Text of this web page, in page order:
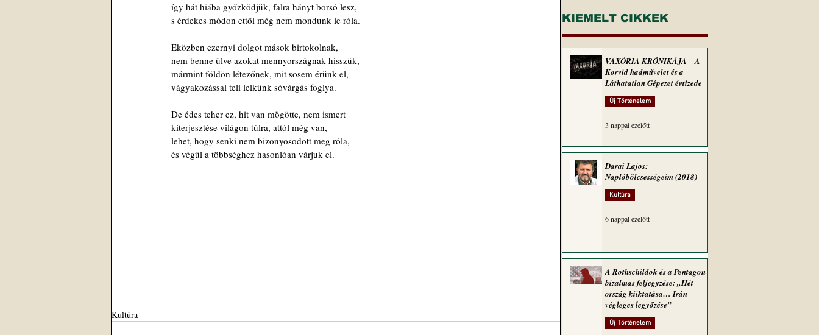
így hát hiába győzködjük, falra hányt borsó lesz,
s érdekes módon ettől még nem mondunk le róla.
Eközben ezernyi dolgot mások birtokolnak,
nem benne ülve azokat mennyországnak hisszük,
mármint földön létezőnek, mit sosem érünk el,
vágyakozással teli lelkünk sóvárgás foglya.
De édes teher ez, hit van mögötte, nem ismert
kiterjesztése világon túlra, attól még van,
lehet, hogy senki nem bizonyosodott meg róla,
és végül a többséghez hasonlóan várjuk el.
Kultúra
KIEMELT CIKKEK
VAXÓRIA KRÓNIKÁJA ‒ A
Korvid hadművelet és a
Láthatatlan Gépezet évtizede
Új Történelem
3 nappal ezelőtt
Darai Lajos:
Naplóbölcsességeim (2018)
Kultúra
6 nappal ezelőtt
A Rothschildok és a Pentagon
bizalmas feljegyzése: „Hét
ország kiiktatása… Irán
végleges legyőzése”
Új Történelem